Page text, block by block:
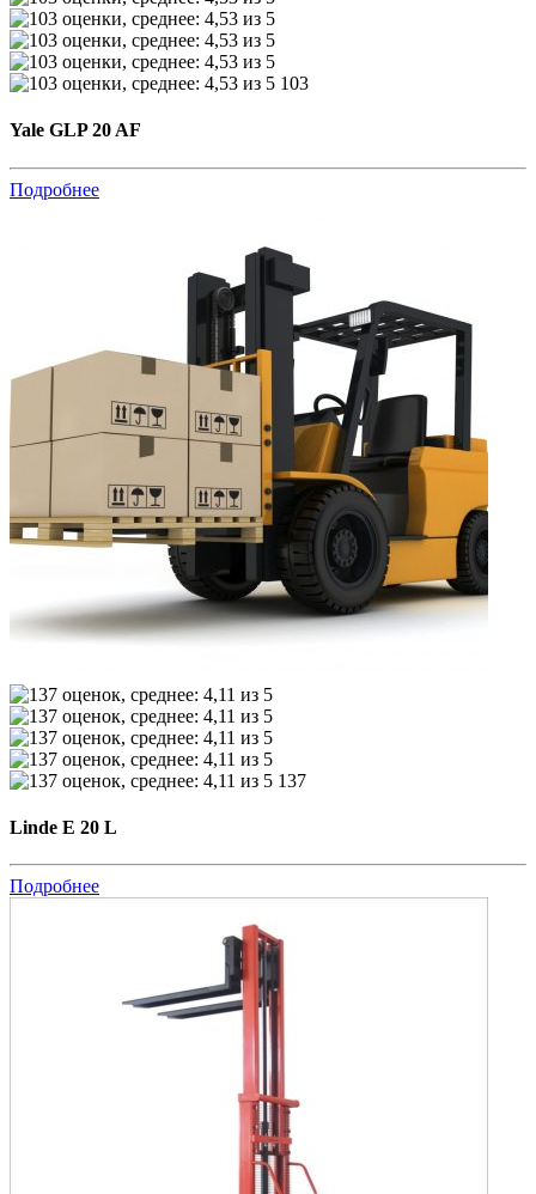
103
Yale GLP 20 AF
Подробнее
137
Linde E 20 L
Подробнее